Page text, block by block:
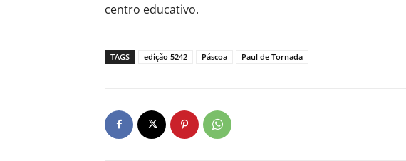
centro educativo.
TAGS edição 5242 Páscoa Paul de Tornada